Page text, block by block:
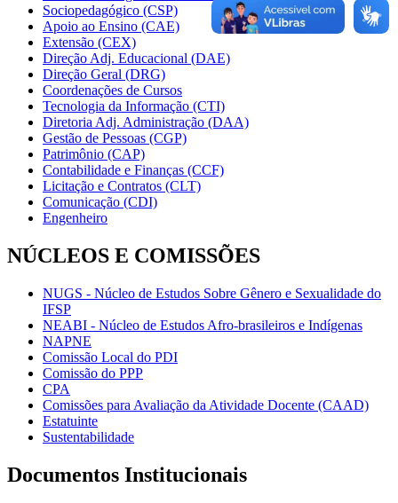
Sociopedagógico (CSP)
Apoio ao Ensino (CAE)
Extensão (CEX)
Direção Adj. Educacional (DAE)
Direção Geral (DRG)
Coordenações de Cursos
Tecnologia da Informação (CTI)
Diretoria Adj. Administração (DAA)
Gestão de Pessoas (CGP)
Patrimônio (CAP)
Contabilidade e Finanças (CCF)
Licitação e Contratos (CLT)
Comunicação (CDI)
Engenheiro
NÚCLEOS E COMISSÕES
NUGS - Núcleo de Estudos Sobre Gênero e Sexualidade do
IFSP
NEABI - Núcleo de Estudos Afro-brasileiros e Indígenas
NAPNE
Comissão Local do PDI
Comissão do PPP
CPA
Comissões para Avaliação da Atividade Docente (CAAD)
Estatuinte
Sustentabilidade
Documentos Institucionais